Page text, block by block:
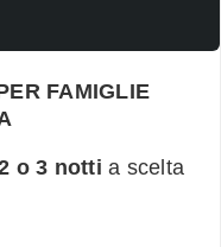
FAMIGLIE
o 3 notti a scelta